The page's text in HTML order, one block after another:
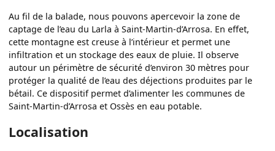
Au fil de la balade, nous pouvons apercevoir la zone de
captage de l’eau du Larla à Saint-Martin-d’Arrosa. En effet,
cette montagne est creuse à l’intérieur et permet une
infiltration et un stockage des eaux de pluie. Il observe
autour un périmètre de sécurité d’environ 30 mètres pour
protéger la qualité de l’eau des déjections produites par le
bétail. Ce dispositif permet d’alimenter les communes de
Saint-Martin-d’Arrosa et Ossès en eau potable.
Localisation